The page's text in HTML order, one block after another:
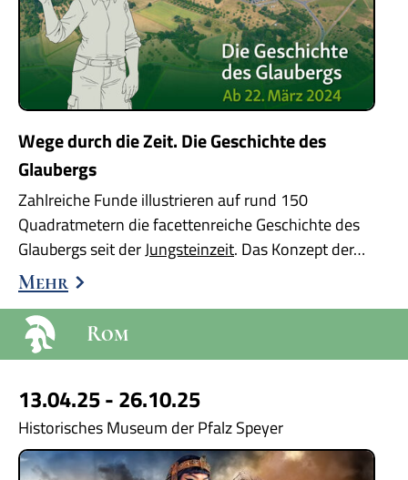
Wege durch die Zeit. Die Geschichte des
Glaubergs
Zahlreiche Funde illustrieren auf rund 150
Quadratmetern die facettenreiche Geschichte des
Glaubergs seit derJungsteinzeit. Das Konzept der…
Mehr
Rom
13.04.25 - 26.10.25
Historisches Museum der Pfalz Speyer